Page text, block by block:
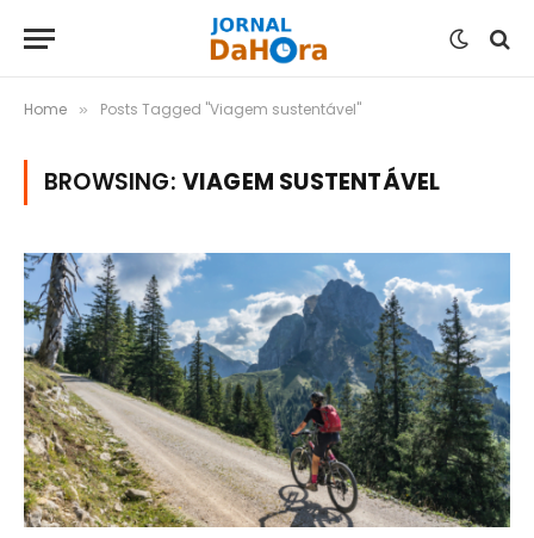
Home » Posts Tagged "Viagem sustentável"
BROWSING: VIAGEM SUSTENTÁVEL